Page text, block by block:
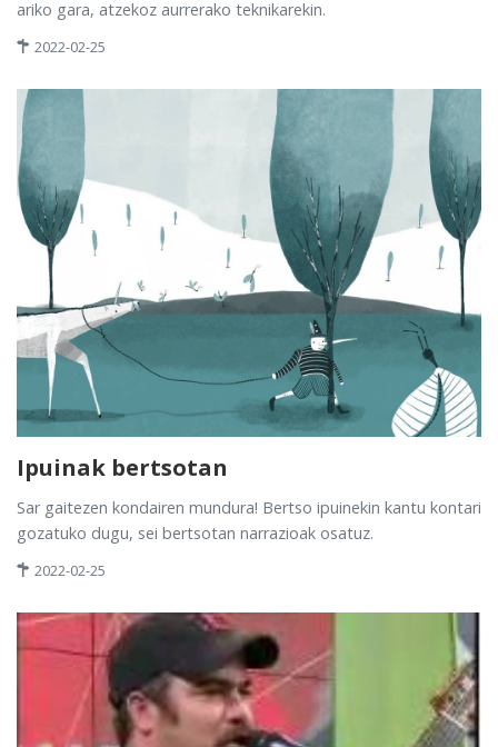
ariko gara, atzekoz aurrerako teknikarekin.
2022-02-25
Ipuinak bertsotan
Sar gaitezen kondairen mundura! Bertso ipuinekin kantu kontari
gozatuko dugu, sei bertsotan narrazioak osatuz.
2022-02-25